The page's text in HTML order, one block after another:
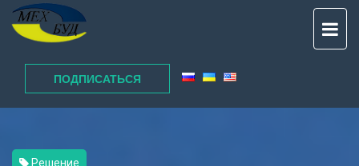
ПОДПИСАТЬСЯ
Решение